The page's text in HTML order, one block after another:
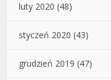
luty 2020 (48)
styczeń 2020 (43)
grudzień 2019 (47)